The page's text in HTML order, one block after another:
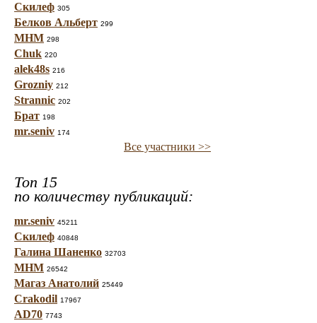
Скилеф 305
Белков Альберт 299
МНМ 298
Chuk 220
alek48s 216
Grozniy 212
Strannic 202
Брат 198
mr.seniv 174
Все участники >>
Топ 15
по количеству публикаций:
mr.seniv 45211
Скилеф 40848
Галина Шаненко 32703
МНМ 26542
Магаз Анатолий 25449
Crakodil 17967
AD70 7743